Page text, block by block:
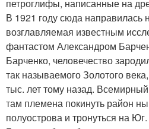
петроглифы, написанные на
В 1921 году сюда направилась
возглавляемая известным
фантастом Александром
Барченко, человечество
так называемого Золотого
тыс. лет тому назад.
там племена покинуть район
полуострова и тронуться на Юг.